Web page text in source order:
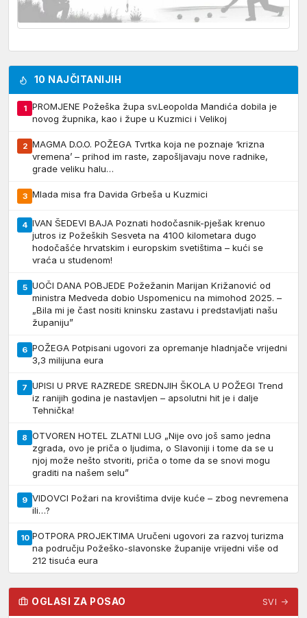
10 NAJČITANIJIH
1
PROMJENE Požeška župa sv.Leopolda Mandića dobila je
novog župnika, kao i župe u Kuzmici i Velikoj
2 MAGMA D.O.O. POŽEGA Tvrtka koja ne poznaje ‘krizna
vremena’ – prihod im raste, zapošljavaju nove radnike,
grade veliku halu…
3 Mlada misa fra Davida Grbeša u Kuzmici
4 IVAN ŠEDEVI BAJA Poznati hodočasnik-pješak krenuo
jutros iz Požeških Sesveta na 4100 kilometara dugo
hodočašće hrvatskim i europskim svetištima – kući se
vraća u studenom!
5 UOČI DANA POBJEDE Požežanin Marijan Križanović od
ministra Medveda dobio Uspomenicu na mimohod 2025. –
„Bila mi je čast nositi kninsku zastavu i predstavljati našu
županiju”
6 POŽEGA Potpisani ugovori za opremanje hladnjače vrijedni
3,3 milijuna eura
7 UPISI U PRVE RAZREDE SREDNJIH ŠKOLA U POŽEGI Trend
iz ranijih godina je nastavljen – apsolutni hit je i dalje
Tehnička!
8 OTVOREN HOTEL ZLATNI LUG „Nije ovo još samo jedna
zgrada, ovo je priča o ljudima, o Slavoniji i tome da se u
njoj može nešto stvoriti, priča o tome da se snovi mogu
graditi na našem selu”
9 VIDOVCI Požari na krovištima dvije kuće – zbog nevremena
ili…?
10 POTPORA PROJEKTIMA Uručeni ugovori za razvoj turizma
na području Požeško-slavonske županije vrijedni više od
212 tisuća eura
OGLASI ZA POSAO SVI →